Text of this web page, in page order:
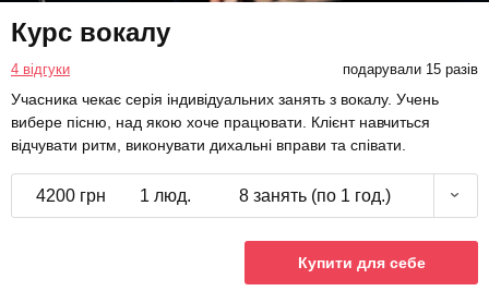
Курс вокалу
4 відгуки подарували 15 разів
Учасника чекає серія індивідуальних занять з вокалу. Учень
вибере пісню, над якою хоче працювати. Клієнт навчиться
відчувати ритм, виконувати дихальні вправи та співати.
4200 грн 1 люд. 8 занять (по 1 год.)
Купити для себе